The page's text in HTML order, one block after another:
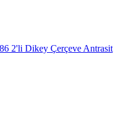
2'li Dikey Çerçeve Antrasit